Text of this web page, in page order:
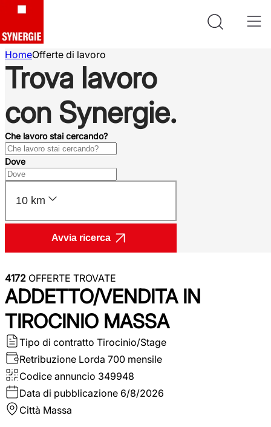
HomeOfferte di lavoro
Trova lavoro
con Synergie.
Che lavoro stai cercando?
Dove
10 km
Avvia ricerca
4172 OFFERTE TROVATE
ADDETTO/VENDITA IN
TIROCINIO MASSA
Tipo di contratto Tirocinio/Stage
Retribuzione Lorda 700 mensile
Codice annuncio 349948
Data di pubblicazione 6/8/2026
Città Massa